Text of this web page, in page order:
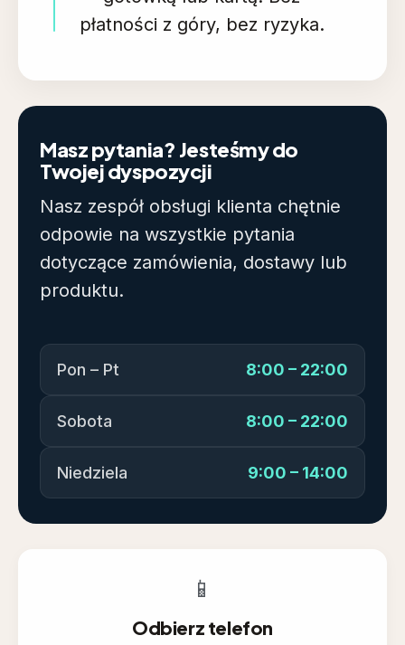
płatności z góry, bez ryzyka.
Masz pytania? Jesteśmy do
Twojej dyspozycji
Nasz zespół obsługi klienta chętnie
odpowie na wszystkie pytania
dotyczące zamówienia, dostawy lub
produktu.
Pon – Pt 8:00 – 22:00
Sobota 8:00 – 22:00
Niedziela 9:00 – 14:00
📱
Odbierz telefon